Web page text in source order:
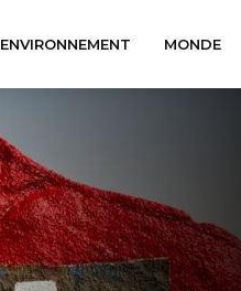
ENVIRONNEMENT MONDE